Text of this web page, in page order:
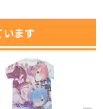
います